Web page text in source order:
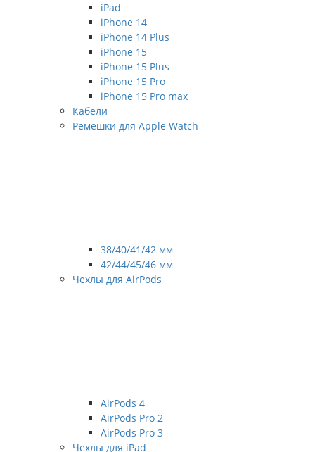
iPad
iPhone 14
iPhone 14 Plus
iPhone 15
iPhone 15 Plus
iPhone 15 Pro
iPhone 15 Pro max
Кабели
Ремешки для Apple Watch
38/40/41/42 мм
42/44/45/46 мм
Чехлы для AirPods
AirPods 4
AirPods Pro 2
AirPods Pro 3
Чехлы для iPad